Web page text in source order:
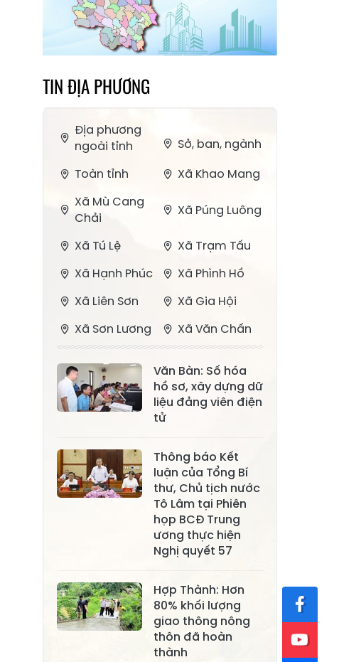
TIN ĐỊA PHƯƠNG
Địa phương
ngoài tỉnh
Sở, ban, ngành
Toàn tỉnh
Xã Khao Mang
Xã Mù Cang
Chải
Xã Púng Luông
Xã Tú Lệ
Xã Trạm Tấu
Xã Hạnh Phúc
Xã Phình Hồ
Xã Liên Sơn
Xã Gia Hội
Xã Sơn Lương
Xã Văn Chấn
Bằng La
Xã Chấn Thịnh
Xã Nghĩa Tâm
Xã Phong Dụ
Xã Đông
Cuông
Xã Tân Hợp
Xã Xuân Ái
Xã Lâm
Thượng
Xã Lục Yên
Xã Tân Lĩnh
Xã Khánh Hòa
Xã Phúc Lợi
Xã Cảm Nhân
Văn Bàn: Số hóa
hồ sơ, xây dựng dữ
liệu đảng viên điện
tử
Thông báo Kết
luận của Tổng Bí
thư, Chủ tịch nước
Tô Lâm tại Phiên
họp BCĐ Trung
ương thực hiện
Nghị quyết 57
Hợp Thành: Hơn
80% khối lượng
giao thông nông
thôn đã hoàn
thành